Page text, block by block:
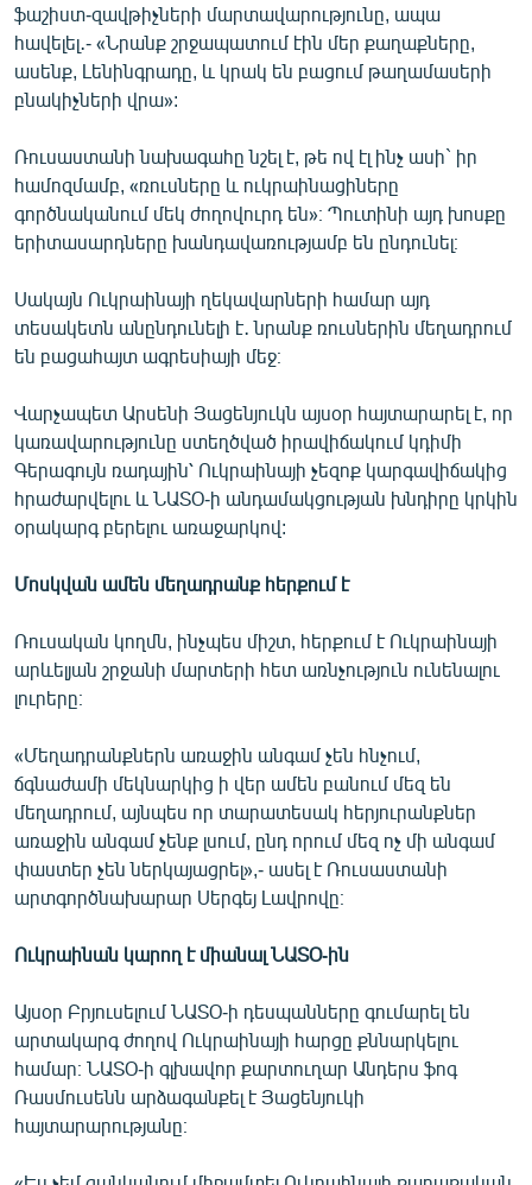
ֆաշիստ-զավթիչների մարտավարությունը, ապա
հավելել․- «Նրանք շրջապատում էին մեր քաղաքները,
ասենք, Լենինգրադը, և կրակ են բացում թաղամասերի
բնակիչների վրա»:
Ռուսաստանի նախագահը նշել է, թե ով էլ ինչ ասի` իր
համոզմամբ, «ռուսները և ուկրաինացիները
գործնականում մեկ ժողովուրդ են»։ Պուտինի այդ խոսքը
երիտասարդները խանդավառությամբ են ընդունել։
Սակայն Ուկրաինայի ղեկավարների համար այդ
տեսակետն անընդունելի է․ նրանք ռուսներին մեղադրում
են բացահայտ ագրեսիայի մեջ։
Վարչապետ Արսենի Յացենյուկն այսօր հայտարարել է, որ
կառավարությունը ստեղծված իրավիճակում կդիմի
Գերագույն ռադային՝ Ուկրաինայի չեզոք կարգավիճակից
հրաժարվելու և ՆԱՏՕ-ի անդամակցության խնդիրը կրկին
օրակարգ բերելու առաջարկով:
Մոսկվան ամեն մեղադրանք հերքում է
Ռուսական կողմն, ինչպես միշտ, հերքում է Ուկրաինայի
արևելյան շրջանի մարտերի հետ առնչություն ունենալու
լուրերը։
«Մեղադրանքներն առաջին անգամ չեն հնչում,
ճգնաժամի մեկնարկից ի վեր ամեն բանում մեզ են
մեղադրում, այնպես որ տարատեսակ հերյուրանքներ
առաջին անգամ չենք լսում, ընդ որում մեզ ոչ մի անգամ
փաստեր չեն ներկայացրել»,- ասել է Ռուսաստանի
արտգործնախարար Սերգեյ Լավրովը։
Ուկրաինան կարող է միանալ ՆԱՏՕ-ին
Այսօր Բրյուսելում ՆԱՏՕ-ի դեսպանները գումարել են
արտակարգ ժողով Ուկրաինայի հարցը քննարկելու
համար։ ՆԱՏՕ-ի գլխավոր քարտուղար Անդերս ֆոգ
Ռասմուսենն արձագանքել է Յացենյուկի
հայտարարությանը։